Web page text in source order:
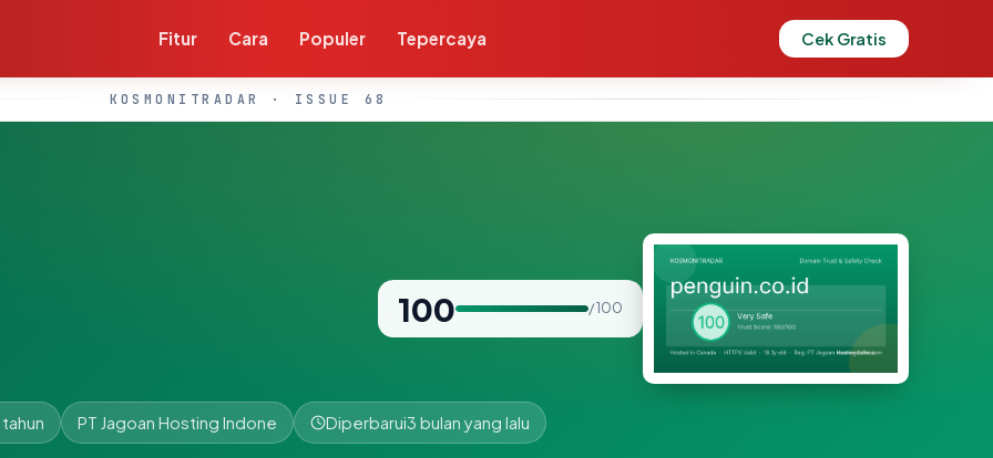
Fitur Cara Populer Tepercaya Cek Gratis
KOSMONITRADAR · ISSUE 68
100 / 100
tahun PT Jagoan Hosting Indone Diperbarui3 bulan yang lalu